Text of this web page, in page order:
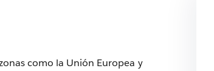
como la Unión Europea y